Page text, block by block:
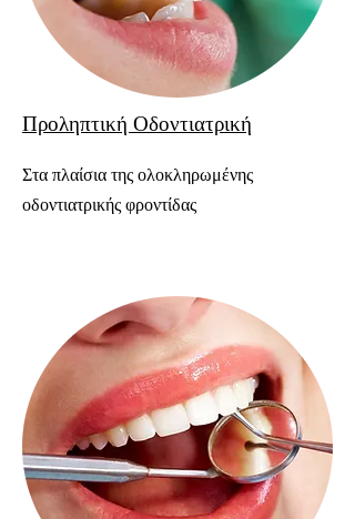
Προληπτική Οδοντιατρική
Στα πλαίσια της ολοκληρωμένης
οδοντιατρικής φροντίδας